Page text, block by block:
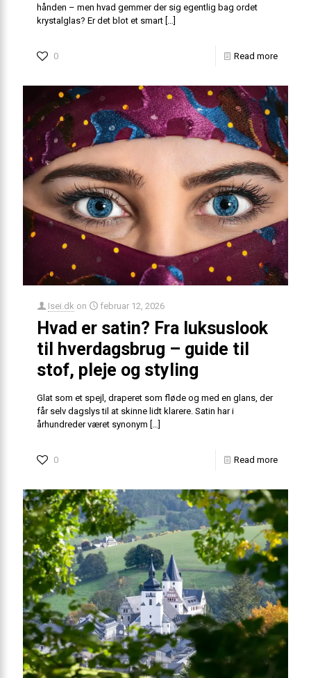
hånden – men hvad gemmer der sig egentlig bag ordet
krystalglas? Er det blot et smart
0 Read more
Isei.dk on februar 12, 2026
Hvad er satin? Fra luksuslook
til hverdagsbrug – guide til
stof, pleje og styling
Glat som et spejl, draperet som fløde og med en glans, der
får selv dagslys til at skinne lidt klarere. Satin har i
århundreder været synonym […]
0 Read more